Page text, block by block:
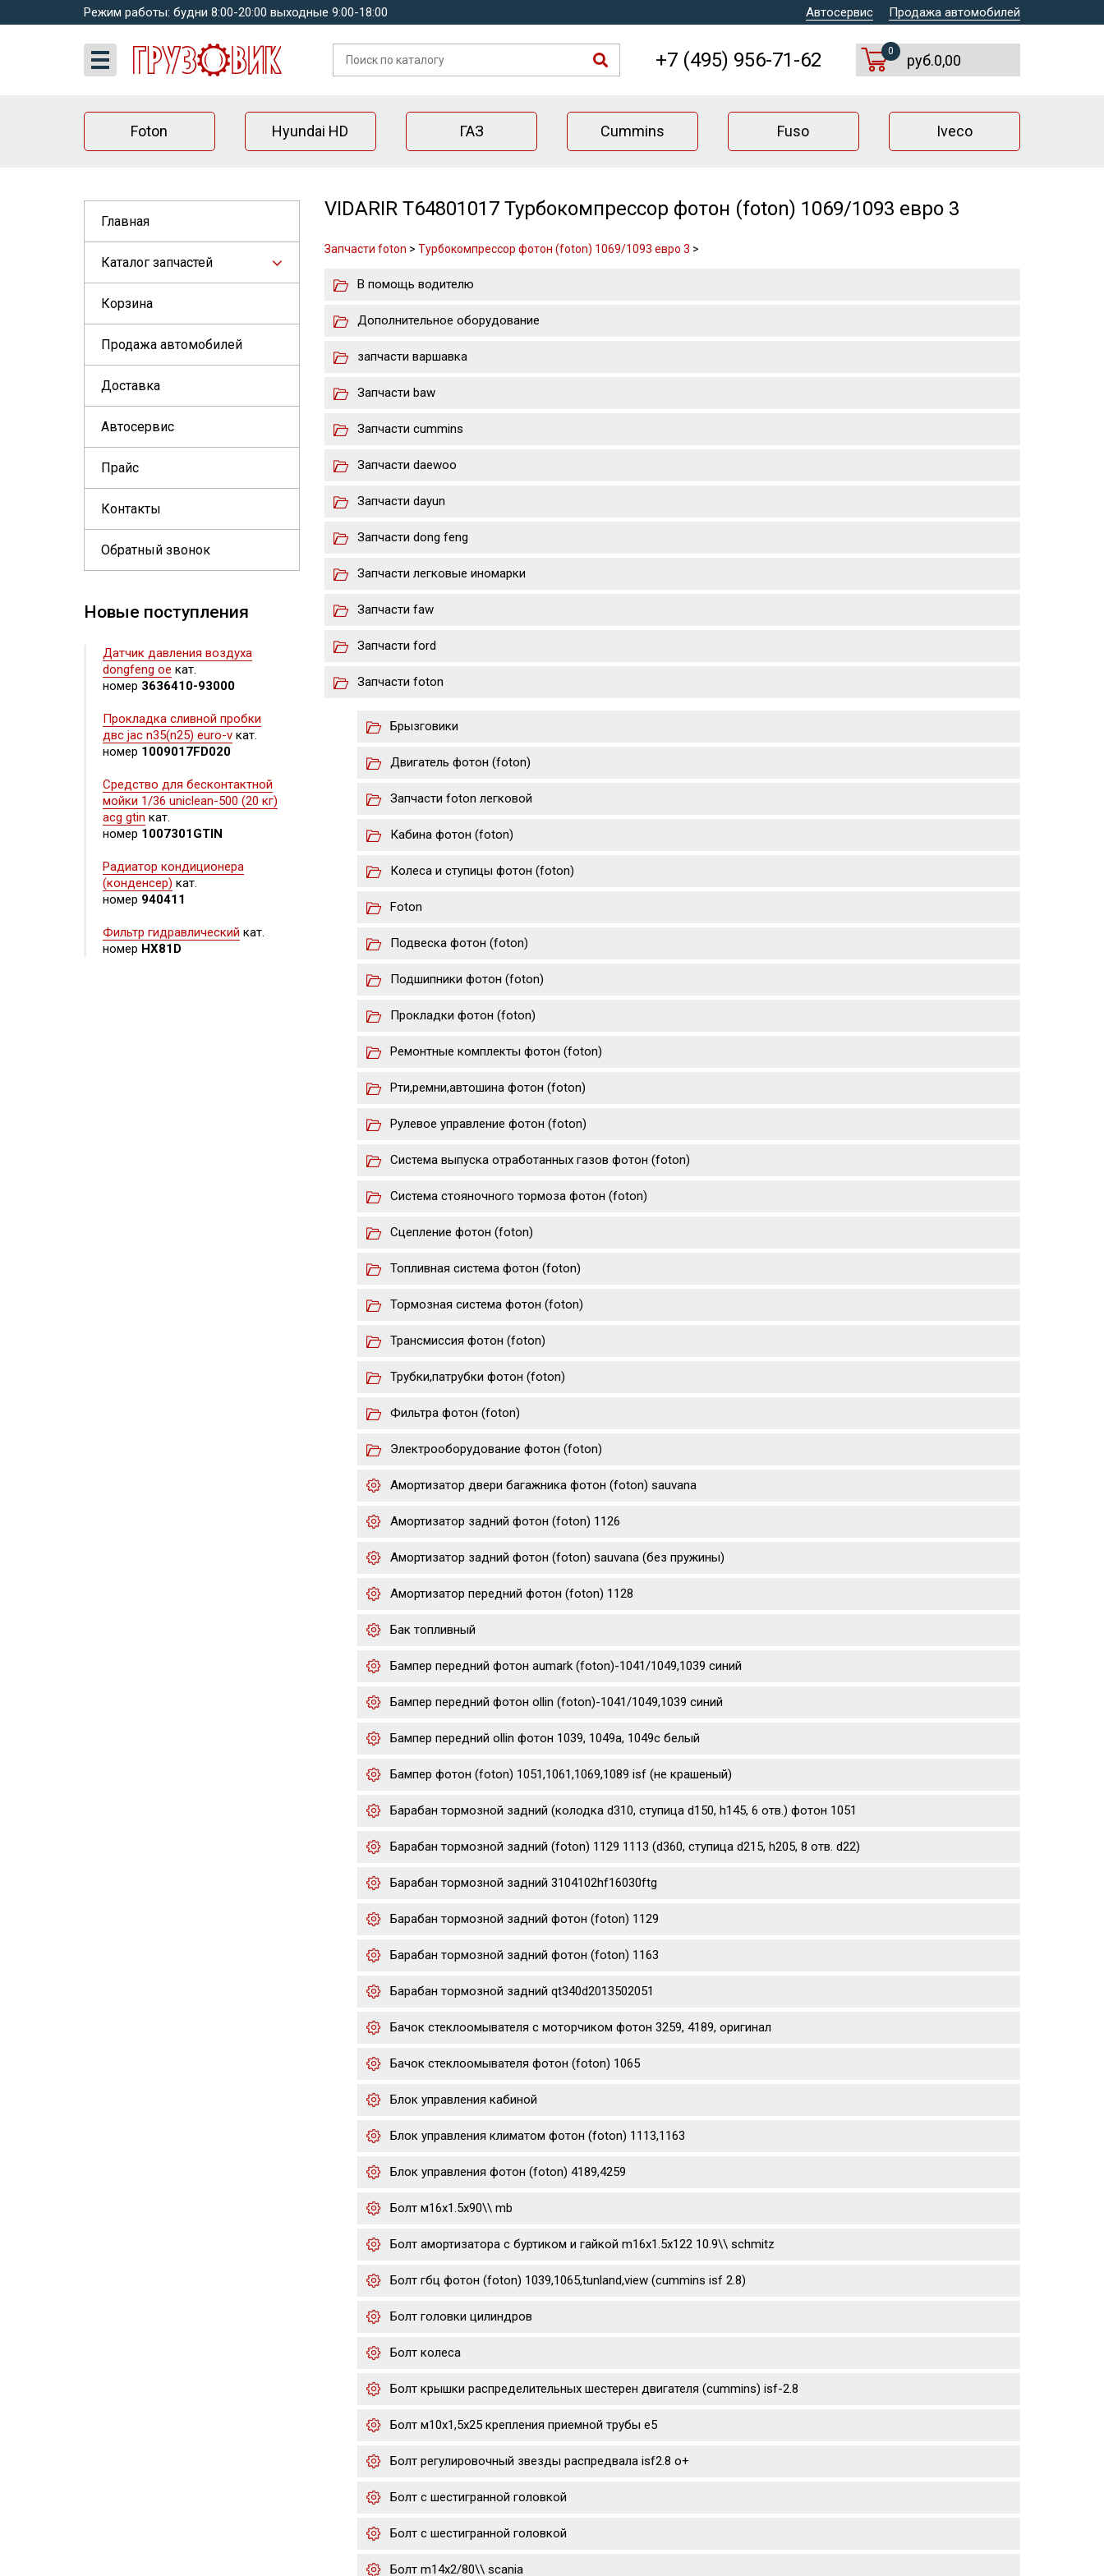
Режим работы: будни 8:00-20:00 выходные 9:00-18:00 Автосервис Продажа автомобилей
+7 (495) 956-71-62 0
руб.0,00
Foton Hyundai HD ГАЗ Cummins Fuso Iveco
Главная
Каталог запчастей
Корзина
Продажа автомобилей
Доставка
Автосервис
Прайс
Контакты
Обратный звонок
Новые поступления
Датчик давления воздуха
dongfeng oe кат.
номер 3636410-93000
Прокладка сливной пробки
двс jac n35(n25) euro-v кат.
номер 1009017FD020
Средство для бесконтактной
мойки 1/36 uniclean-500 (20 кг)
acg gtin кат.
номер 1007301GTIN
Радиатор кондиционера
(конденсер) кат.
номер 940411
Фильтр гидравлический кат.
номер HX81D
VIDARIR T64801017 Турбокомпрессор фотон (foton) 1069/1093 евро 3
Запчасти foton > Турбокомпрессор фотон (foton) 1069/1093 евро 3 >
В помощь водителю
Дополнительное оборудование
запчасти варшавка
Запчасти baw
Запчасти cummins
Запчасти daewoo
Запчасти dayun
Запчасти dong feng
Запчасти легковые иномарки
Запчасти faw
Запчасти ford
Запчасти foton
Брызговики
Двигатель фотон (foton)
Запчасти foton легковой
Кабина фотон (foton)
Колеса и ступицы фотон (foton)
Foton
Подвеска фотон (foton)
Подшипники фотон (foton)
Прокладки фотон (foton)
Ремонтные комплекты фотон (foton)
Рти,ремни,автошина фотон (foton)
Рулевое управление фотон (foton)
Система выпуска отработанных газов фотон (foton)
Система стояночного тормоза фотон (foton)
Сцепление фотон (foton)
Топливная система фотон (foton)
Тормозная система фотон (foton)
Трансмиссия фотон (foton)
Трубки,патрубки фотон (foton)
Фильтра фотон (foton)
Электрооборудование фотон (foton)
Амортизатор двери багажника фотон (foton) sauvana
Амортизатор задний фотон (foton) 1126
Амортизатор задний фотон (foton) sauvana (без пружины)
Амортизатор передний фотон (foton) 1128
Бак топливный
Бампер передний фотон aumark (foton)-1041/1049,1039 cиний
Бампер передний фотон ollin (foton)-1041/1049,1039 cиний
Бампер передний ollin фотон 1039, 1049a, 1049c белый
Бампер фотон (foton) 1051,1061,1069,1089 isf (не крашеный)
Барабан тормозной задний (колодка d310, ступица d150, h145, 6 отв.) фотон 1051
Барабан тормозной задний (foton) 1129 1113 (d360, ступица d215, h205, 8 отв. d22)
Барабан тормозной задний 3104102hf16030ftg
Барабан тормозной задний фотон (foton) 1129
Барабан тормозной задний фотон (foton) 1163
Барабан тормозной задний qt340d2013502051
Бачок стеклоомывателя с моторчиком фотон 3259, 4189, оригинал
Бачок стеклоомывателя фотон (foton) 1065
Блок управления кабиной
Блок управления климатом фотон (foton) 1113,1163
Блок управления фотон (foton) 4189,4259
Болт м16х1.5х90\\ mb
Болт амортизатора с буртиком и гайкой m16x1.5x122 10.9\\ sсhmitz
Болт гбц фотон (foton) 1039,1065,tunland,view (cummins isf 2.8)
Болт головки цилиндров
Болт колеса
Болт крышки распределительных шестерен двигателя (cummins) isf-2.8
Болт м10х1,5х25 крепления приемной трубы е5
Болт регулировочный звезды распредвала isf2.8 o+
Болт с шестигранной головкой
Болт с шестигранной головкой
Болт m14x2/80\\ scania